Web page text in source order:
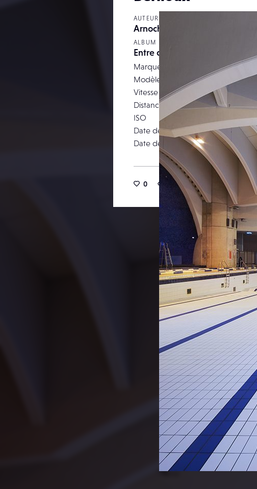
AUTEUR
Arnochoch
ALBUM
Entre deux eaux
Marque
Modèle
Vitesse d’obturation
Distance focale
ISO
Date de prise de vue
Date de publication
0 15 0